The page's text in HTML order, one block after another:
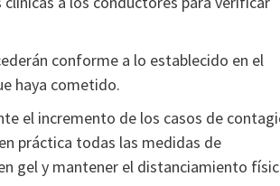
conforme a lo establecido en el
haya cometido.
el incremento de los casos de
práctica todas las medidas de
gel y mantener el distanciamiento